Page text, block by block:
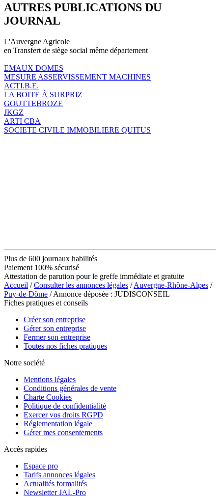
AUTRES PUBLICATIONS DU
JOURNAL
L'Auvergne Agricole
en Transfert de siège social même département
EMAUX DOMES
MESURE ASSERVISSEMENT MACHINES
ACTI.B.E.
LA BOITE À SURPRIZ
GOUTTEBROZE
JKGZ
ARTI CBA
SOCIETE CIVILE IMMOBILIERE QUITUS
Plus de 600 journaux habilités
Paiement 100% sécurisé
Attestation de parution pour le greffe immédiate et gratuite
Accueil /Consulter les annonces légales /Auvergne-Rhône-Alpes /
Puy-de-Dôme / Annonce déposée : JUDISCONSEIL
Fiches pratiques et conseils
Créer son entreprise
Gérer son entreprise
Fermer son entreprise
Toutes nos fiches pratiques
Notre société
Mentions légales
Conditions générales de vente
Charte Cookies
Politique de confidentialité
Exercer vos droits RGPD
Réglementation légale
Gérer mes consentements
Accès rapides
Espace pro
Tarifs annonces légales
Actualités formalités
Newsletter JAL-Pro